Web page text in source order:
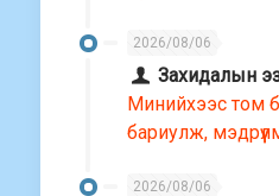
2026/08/06
Захидалын
Минийхээс том
бариулж,
2026/08/06